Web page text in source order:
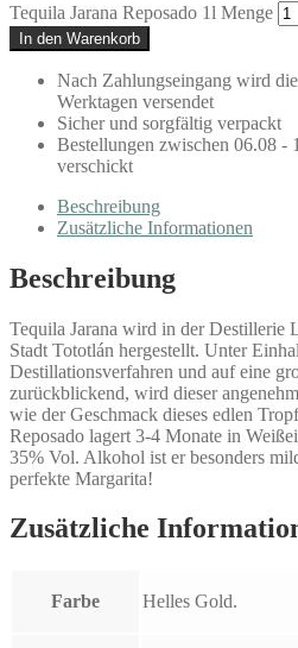
Tequila Jarana Reposado 1l Menge
In den Warenkorb
Nach Zahlungseingang wird
Werktagen versendet
Sicher und sorgfältig verpackt
Bestellungen zwischen 06.08 -
verschickt
Beschreibung
Zusätzliche Informationen
Beschreibung
Tequila Jarana wird in der Destillerie
Stadt Tototlán hergestellt. Unter
Destillationsverfahren und auf eine
zurückblickend, wird dieser
wie der Geschmack dieses edlen
Reposado lagert 3-4 Monate in
35% Vol. Alkohol ist er besonders
perfekte Margarita!
Zusätzliche
Farbe Helles Gold.